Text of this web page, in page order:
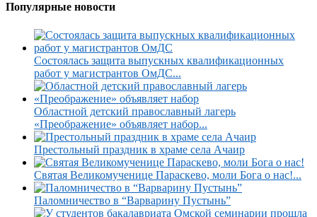
Популярные новости
Состоялась защита выпускных квалификационных
работ у магистрантов ОмДС...
Областной детский православный лагерь
«Преображение» объявляет набор...
Престольный праздник в храме села Ачаир
Святая Великомученице Параскево, моли Бога о нас!...
Паломничество в “Варварину Пустынь”